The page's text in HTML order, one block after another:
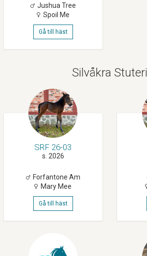
Jushua Tree
Spoil Me
Gå till häst
Silvåkra Stuteri
SRF 26-03
s. 2026
Forfantone Am
Mary Mee
Gå till häst